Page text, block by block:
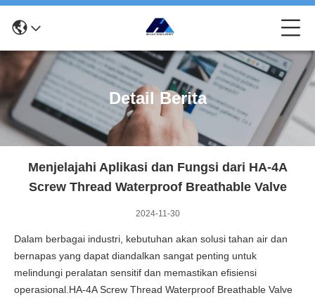
Detail Berita
Menjelajahi Aplikasi dan Fungsi dari HA-4A
Screw Thread Waterproof Breathable Valve
2024-11-30
Dalam berbagai industri, kebutuhan akan solusi tahan air dan
bernapas yang dapat diandalkan sangat penting untuk
melindungi peralatan sensitif dan memastikan efisiensi
operasional.HA-4A Screw Thread Waterproof Breathable Valve